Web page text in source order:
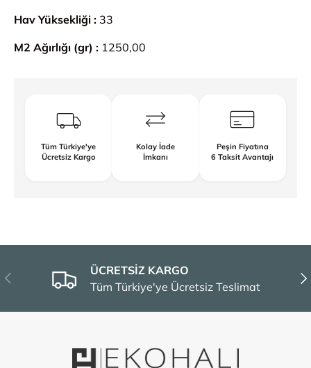
Hav Yüksekliği : 33
M2 Ağırlığı (gr) : 1250,00
Tüm Türkiye'ye
Ücretsiz Kargo
Kolay İade
İmkanı
Peşin Fiyatına
6 Taksit Avantajı
Önceki
ÜCRETSİZ KARGO
Tüm Türkiye'ye Ücretsiz Teslimat